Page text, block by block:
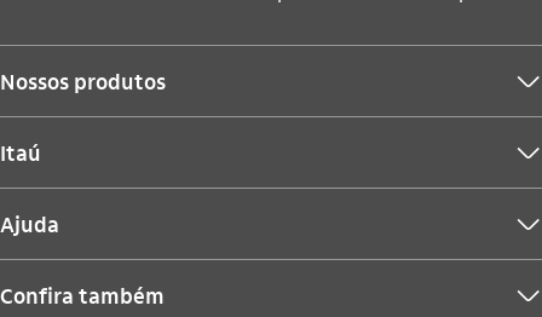
Nossos produtos seta_baixo
Itaú seta_baixo
Ajuda seta_baixo
Confira também seta_baixo